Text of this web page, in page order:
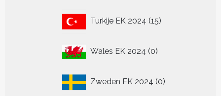
Turkije EK 2024 15
producten
Wales EK 2024 00
Zweden EK 2024 0
producten